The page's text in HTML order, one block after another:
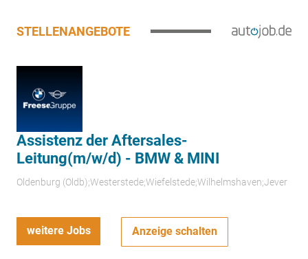
STELLENANGEBOTE
Assistenz der Aftersales-
Leitung(m/w/d) - BMW & MINI
Oldenburg (Oldb);Westerstede;Wiefelstede;Wilhelmshaven;Jever
weitere Jobs Anzeige schalten